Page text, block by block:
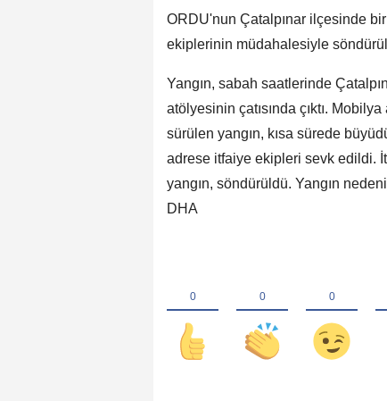
ORDU'nun Çatalpınar ilçesinde
ekiplerinin müdahalesiyle
Yangın, sabah saatlerinde
atölyesinin çatısında çıktı.
sürülen yangın, kısa sürede
adrese itfaiye ekipleri sevk edildi.
yangın, söndürüldü. Yangın
DHA